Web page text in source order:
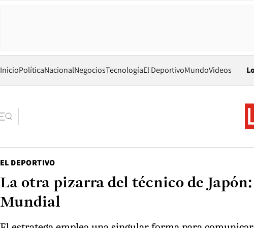
InicioPolíticaNacionalNegociosTecnologíaEl DeportivoMundoVideos
EL DEPORTIVO
La otra pizarra del técnico de
Mundial